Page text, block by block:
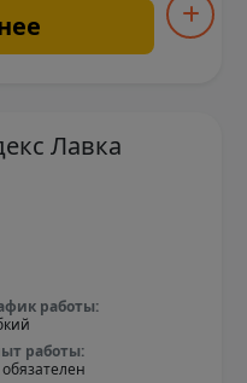
Лавка
работы:
работы: